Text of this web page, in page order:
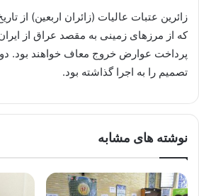
که از مرزهای زمینی به مقصد عراق از
پرداخت عوارض خروج معاف خواهند بود.
تصمیم را به اجرا گذاشته بود.
نوشته های مشابه